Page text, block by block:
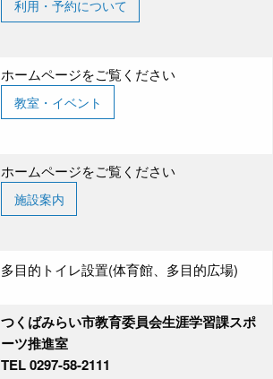
利用・予約について
ホームページをご覧ください
教室・イベント
ホームページをご覧ください
施設案内
多目的トイレ設置(体育館、多目的広場)
つくばみらい市教育委員会生涯学習課スポ
ーツ推進室
TEL 0297-58-2111